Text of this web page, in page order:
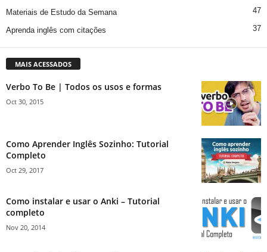
Materiais de Estudo da Semana 47
Aprenda inglês com citações 37
MAIS ACESSADOS
Verbo To Be | Todos os usos e formas
Oct 30, 2015
Como Aprender Inglês Sozinho: Tutorial
Completo
Oct 29, 2017
Como instalar e usar o Anki – Tutorial
completo
Nov 20, 2014